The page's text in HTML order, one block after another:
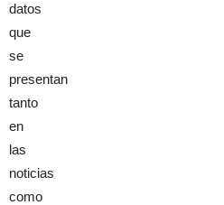
datos
que
se
presentan
tanto
en
las
noticias
como